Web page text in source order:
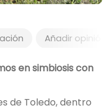
Añadir opinión
en simbiosis con
de Toledo, dentro